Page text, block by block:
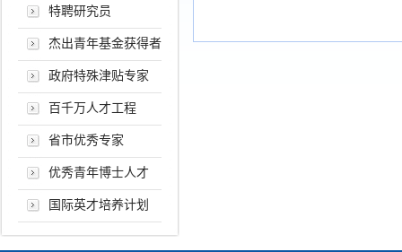
特聘研究员
杰出青年基金获得者
政府特殊津贴专家
百千万人才工程
省市优秀专家
优秀青年博士人才
国际英才培养计划